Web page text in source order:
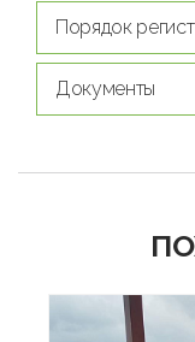
Порядок
Документы